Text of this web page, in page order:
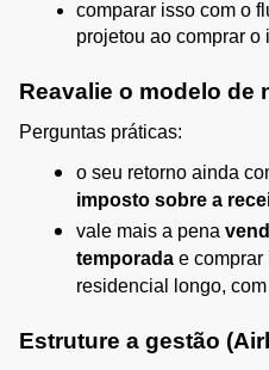
comparar isso com o
projetou ao comprar o
Reavalie o modelo de
Perguntas práticas:
o seu retorno ainda
imposto sobre a
vale mais a pena
temporada e comprar
residencial longo,
Estruture a gestão